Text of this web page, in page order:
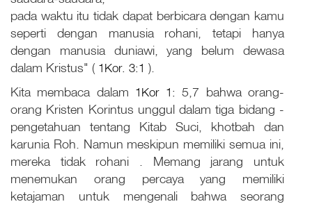
pada waktu itu tidak dapat berbicara dengan kamu
seperti dengan manusia rohani, tetapi hanya
dengan manusia duniawi, yang belum dewasa
dalam Kristus" ( 1Kor. 3:1 ).
Kita membaca dalam 1Kor 1:5,7 bahwa orang-
orang Kristen Korintus unggul dalam tiga bidang -
pengetahuan tentang Kitab Suci, khotbah dan
karunia Roh. Namun meskipun memiliki semua ini,
mereka tidak rohani . Memang jarang untuk
menemukan orang percaya yang memiliki
ketajaman untuk mengenali bahwa seorang